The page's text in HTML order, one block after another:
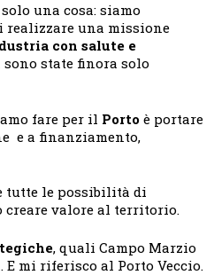
una cosa: siamo
una missione
con salute e
state finora solo
fare per il Porto è portare
e a finanziamento,
tutte le possibilità di
creare valore al territorio.
, quali Campo Marzio
mi riferisco al Porto Veccio.